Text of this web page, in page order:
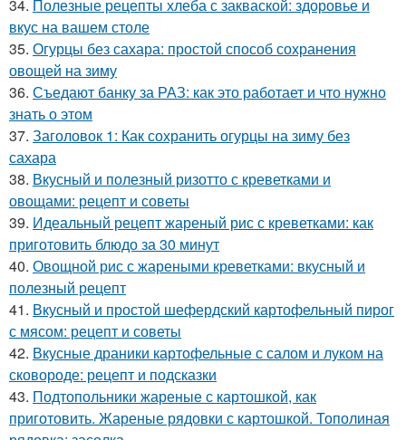
34. Полезные рецепты хлеба с закваской: здоровье и
вкус на вашем столе
35. Огурцы без сахара: простой способ сохранения
овощей на зиму
36. Съедают банку за РАЗ: как это работает и что нужно
знать о этом
37. Заголовок 1: Как сохранить огурцы на зиму без
сахара
38. Вкусный и полезный ризотто с креветками и
овощами: рецепт и советы
39. Идеальный рецепт жареный рис с креветками: как
приготовить блюдо за 30 минут
40. Овощной рис с жареными креветками: вкусный и
полезный рецепт
41. Вкусный и простой шефердский картофельный пирог
с мясом: рецепт и советы
42. Вкусные драники картофельные с салом и луком на
сковороде: рецепт и подсказки
43. Подтопольники жареные с картошкой, как
приготовить. Жареные рядовки с картошкой. Тополиная